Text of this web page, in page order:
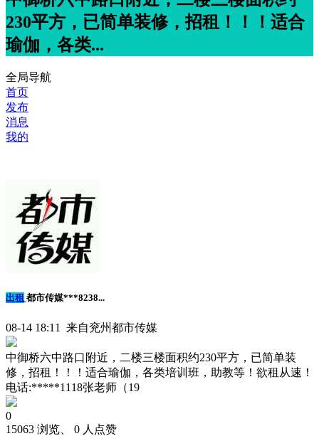
230平方，已简单装修，招租！！！适合
瑜伽，各类...
全局导航
首页
发布
消息
我的
出租 都市传媒***8238...
08-14 18:11 来自兖州都市传媒
中御桥六中路口附近，二楼三楼面积约230平方，已简单装
修，招租！！！适合瑜伽，各类培训班，助教等！欲租从速！
电话:*****1118张老师（19
0
15063 浏览、 0 人点赞